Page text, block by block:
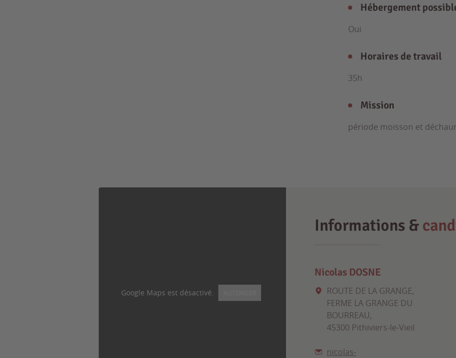
Hébergement
Oui
Horaires de travail
35h
Mission
période moisson et
Informations &
Nicolas DOSNE
ROUTE DE LA GRANGE,
FERME LA GRANGE DU
BOURREAU,
45300 Pithiviers-le-Vieil
nicolas-
Google Maps est désactivé.